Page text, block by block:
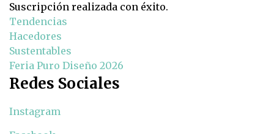
Suscripción realizada con éxito.
Tendencias
Hacedores
Sustentables
Feria Puro Diseño 2026
Redes Sociales
Instagram